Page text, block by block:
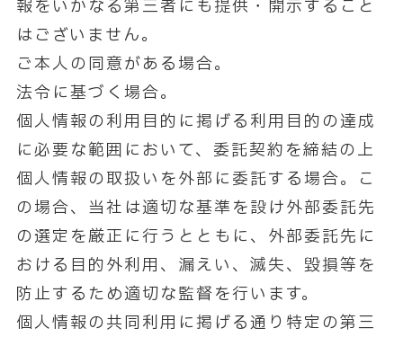
報をいかなる第三者にも提供・開示すること
はございません。
ご本人の同意がある場合。
法令に基づく場合。
個人情報の利用目的に掲げる利用目的の達成
に必要な範囲において、委託契約を締結の上
個人情報の取扱いを外部に委託する場合。こ
の場合、当社は適切な基準を設け外部委託先
の選定を厳正に行うとともに、外部委託先に
おける目的外利用、漏えい、滅失、毀損等を
防止するため適切な監督を行います。
個人情報の共同利用に掲げる通り特定の第三